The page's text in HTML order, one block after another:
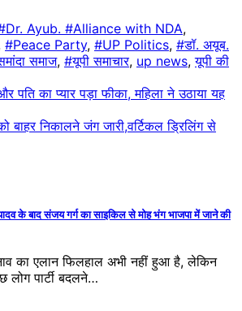
Ayub. #Alliance with NDA,
#Peace Party, #UP Politics, #डॉ. अयूब.
समाज, #यूपी समाचार, up news,यूपी की
पति का प्यार पड़ा फीका, म​हिला ने उठाया यह
बाहर निकालने जंग जारी,वर्टिकल ड्रिलिंग से
के बाद संजय गर्ग का साइकिल से मोह भंग भाजपा में जाने की
का एलान फिलहाल अभी नहीं हुआ है, लेकिन
पार्टी बदलने…